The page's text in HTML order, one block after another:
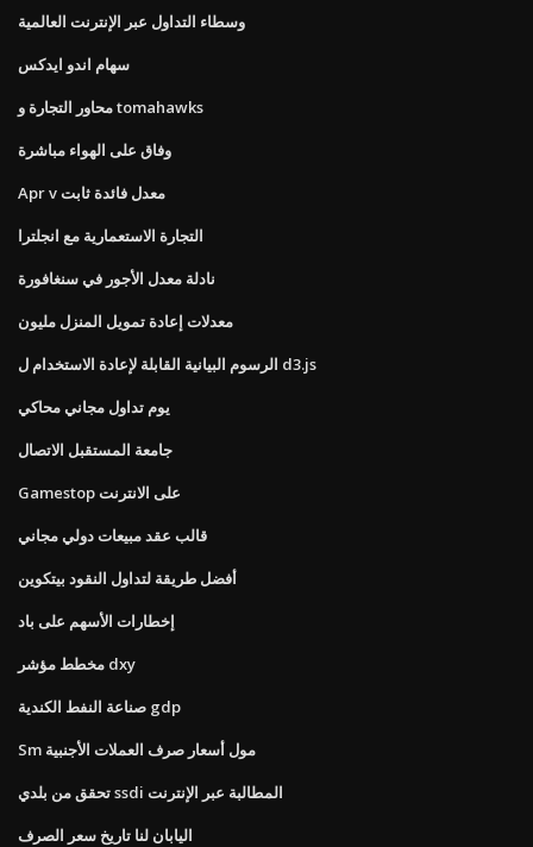
وسطاء التداول عبر الإنترنت العالمية
سهام اندو ايدكس
محاور التجارة و tomahawks
وفاق على الهواء مباشرة
Apr v معدل فائدة ثابت
التجارة الاستعمارية مع انجلترا
نادلة معدل الأجور في سنغافورة
معدلات إعادة تمويل المنزل مليون
الرسوم البيانية القابلة لإعادة الاستخدام ل d3.js
يوم تداول مجاني محاكي
جامعة المستقبل الاتصال
Gamestop على الانترنت
قالب عقد مبيعات دولي مجاني
أفضل طريقة لتداول النقود بيتكوين
إخطارات الأسهم على باد
مخطط مؤشر dxy
صناعة النفط الكندية gdp
Sm مول أسعار صرف العملات الأجنبية
تحقق من بلدي ssdi المطالبة عبر الإنترنت
اليابان لنا تاريخ سعر الصرف